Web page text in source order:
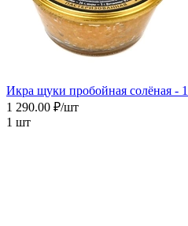
Икра щуки пробойная солёная -
1 290.00 ₽/шт
1 шт